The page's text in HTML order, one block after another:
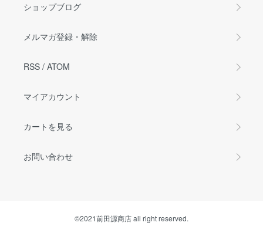
ショップブログ
メルマガ登録・解除
RSS / ATOM
マイアカウント
カートを見る
お問い合わせ
©2021前田源商店 all right reserved.